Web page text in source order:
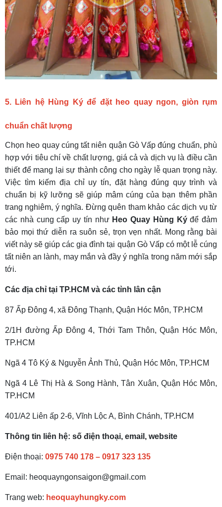
5. Liên hệ Hùng Ký để đặt heo quay ngon, giòn rụm
chuẩn chất lượng
Chọn heo quay cúng tất niên quận Gò Vấp đúng chuẩn, phù
hợp với tiêu chí về chất lượng, giá cả và dịch vụ là điều cần
thiết để mang lại sự thành công cho ngày lễ quan trọng này.
Việc tìm kiếm địa chỉ uy tín, đặt hàng đúng quy trình và
chuẩn bị kỹ lưỡng sẽ giúp mâm cúng của bạn thêm phần
trang nghiêm, ý nghĩa. Đừng quên tham khảo các dịch vụ từ
các nhà cung cấp uy tín như Heo Quay Hùng Kýđể đảm
bảo mọi thứ diễn ra suôn sẻ, trọn vẹn nhất. Mong rằng bài
viết này sẽ giúp các gia đình tại quận Gò Vấp có một lễ cúng
tất niên an lành, may mắn và đầy ý nghĩa trong năm mới sắp
tới.
Các địa chỉ tại TP.HCM và các tỉnh lân cận
87 Ấp Đông 4, xã Đông Thạnh, Quận Hóc Môn, TP.HCM
2/1H đường Ấp Đông 4, Thới Tam Thôn, Quận Hóc Môn,
TP.HCM
Ngã 4 Tô Ký & Nguyễn Ảnh Thủ, Quận Hóc Môn, TP.HCM
Ngã 4 Lê Thị Hà & Song Hành, Tân Xuân, Quận Hóc Môn,
TP.HCM
401/A2 Liên ấp 2-6, Vĩnh Lộc A, Bình Chánh, TP.HCM
Thông tin liên hệ: số điện thoại, email, website
Điện thoại: 0975 740 178 – 0917 323 135
Email: heoquayngonsaigon@gmail.com
Trang web: heoquayhungky.com